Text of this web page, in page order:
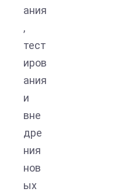
ания
,
тест
иров
ания
и
вне
дре
ния
нов
ых